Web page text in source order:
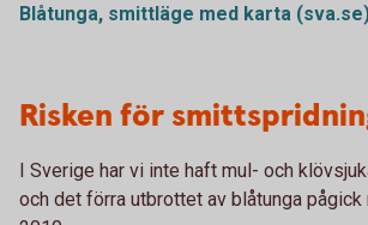
Blåtunga, smittläge med karta
Risken för
I Sverige har vi inte haft mul- och
och det förra utbrottet av blåtunga pågick